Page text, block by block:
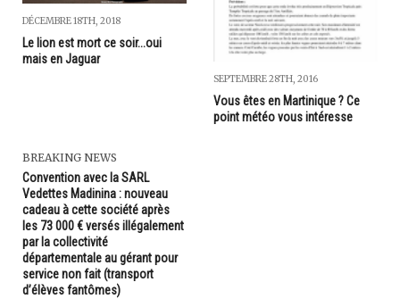
DÉCEMBRE 18TH, 2018
Le lion est mort ce soir...oui
mais en Jaguar
SEPTEMBRE 28TH, 2016
Vous êtes en Martinique ? Ce
point météo vous intéresse
BREAKING NEWS
Convention avec la SARL
Vedettes Madinina : nouveau
cadeau à cette société après
les 73 000 € versés illégalement
par la collectivité
départementale au gérant pour
service non fait (transport
d’élèves fantômes)